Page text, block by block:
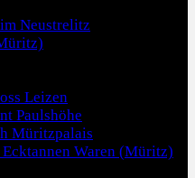
Neustrelitz
Leizen
Paulshöhe
Müritzpalais
Waren (Müritz)